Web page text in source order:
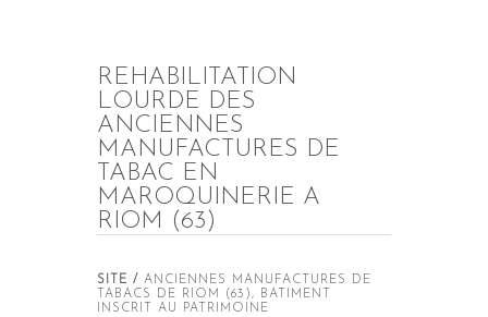
REHABILITATION
LOURDE DES
ANCIENNES
MANUFACTURES DE
TABAC EN
MAROQUINERIE A
RIOM (63)
SITE / ANCIENNES MANUFACTURES DE
TABACS DE RIOM (63), BATIMENT
INSCRIT AU PATRIMOINE